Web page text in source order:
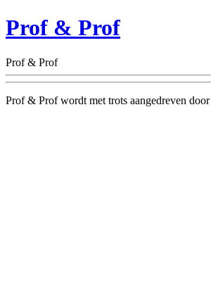
Prof & Prof
Prof & Prof
Prof & Prof wordt met trots aangedreven door